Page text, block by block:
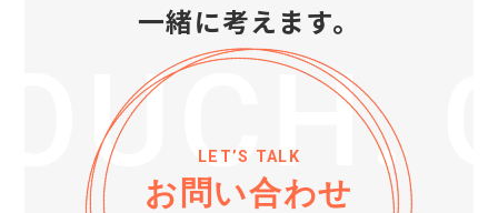
一緒に考えます。
LET’S TALK
お問い合わせ